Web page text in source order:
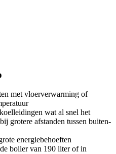
met vloerverwarming of
wat al snel het
grotere afstanden tussen buiten-
energiebehoeften
boiler van 190 liter of in